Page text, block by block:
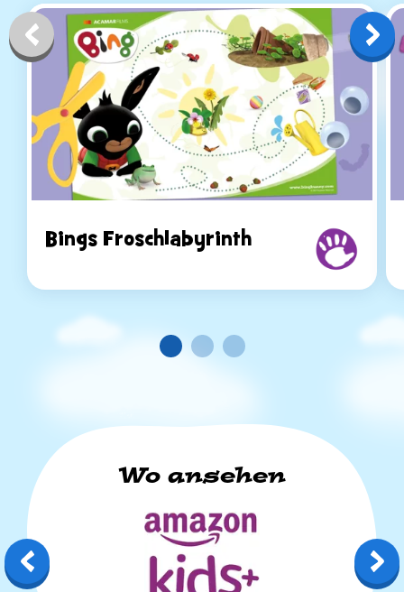
Bings Froschlabyrinth
Wo ansehen
Amazon Kids+